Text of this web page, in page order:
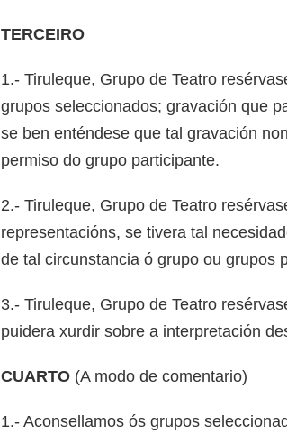
TERCEIRO
1.- Tiruleque, Grupo de Teatro
grupos seleccionados; gravación que
se ben enténdese que tal gravación
permiso do grupo participante.
2.- Tiruleque, Grupo de Teatro
representacións, se tivera tal
de tal circunstancia ó grupo ou grupos
3.- Tiruleque, Grupo de Teatro
puidera xurdir sobre a interpretación
CUARTO (A modo de comentario)
1.- Aconsellamos ós grupos